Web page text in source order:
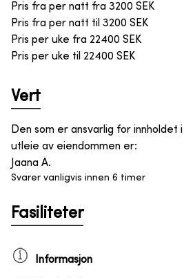
Pris fra per natt fra 3200 SEK
Pris fra per natt til 3200 SEK
Pris per uke fra 22400 SEK
Pris per uke til 22400 SEK
Vert
Den som er ansvarlig for innholdet
utleie av eiendommen er:
Jaana A.
Svarer vanligvis innen 6 timer
Fasiliteter
Informasjon